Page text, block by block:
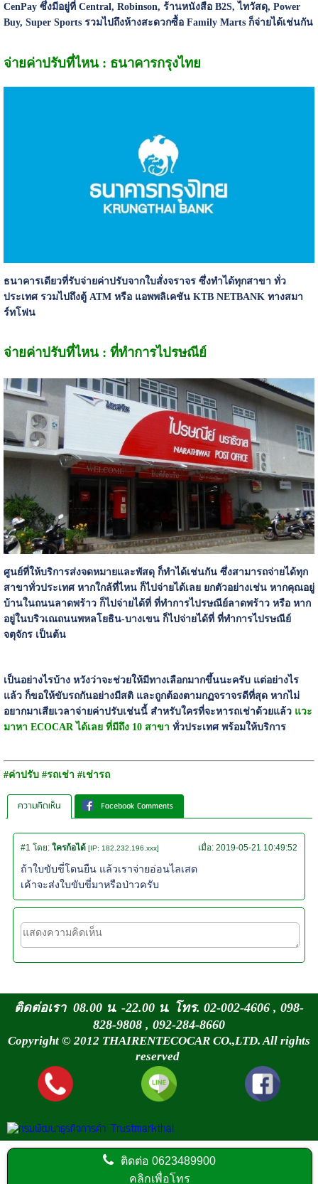
CenPay ซึ่งมีอยู่ที่ Central, Robinson, ร้านหนังสือ B2S, ไทวัสดุ, Power
Buy, Super Sports รวมไปถึงห้างสะดวกซื้อ Family Marts ก็จ่ายได้เช่นกัน
จ่ายค่าปรับที่ไหน : ธนาคารกรุงไทย
ธนาคารเดียวที่รับจ่ายค่าปรับจากใบสั่งจราจร ซึ่งทำได้ทุกสาขา ทั่ว
ประเทศ รวมไปถึงตู้ ATM หรือ แอพพลิเคชัน KTB NETBANK ทางสมา
ร์ทโฟน
จ่ายค่าปรับที่ไหน : ที่ทำการไปรษณีย์
ศูนย์ที่ให้บริการส่งจดหมายและพัสดุ ก็ทำได้เช่นกัน ซึ่งสามารถจ่ายได้ทุก
สาขาทั่วประเทศ หากใกล้ที่ไหน ก็ไปจ่ายได้เลย ยกตัวอย่างเช่น หากคุณอยู่
บ้านในถนนลาดพร้าว ก็ไปจ่ายได้ที่ ที่ทำการไปรษณีย์ลาดพร้าว หรือ หาก
อยู่ในบริวเณถนนพหลโยธิน-บางเขน ก็ไปจ่ายได้ที่ ที่ทำการไปรษณีย์
จตุจักร เป็นต้น
เป็นอย่างไรบ้าง หวังว่าจะช่วยให้มีทางเลือกมากขึ้นนะครับ แต่อย่างไร
แล้ว ก็ขอให้ขับรถกันอย่างมีสติ และถูกต้องตามกฏจราจรดีที่สุด หากไม่
อยากมาเสียเวลาจ่ายค่าปรับเช่นนี้ สำหรับใครที่จะหารถเช่าด้วยแล้ว แวะ
มาหา ECOCAR ได้เลย ที่มีถึง 10 สาขา ทั่วประเทศ พร้อมให้บริการ
#ค่าปรับ #รถเช่า #เช่ารถ
ความคิดเห็น Facebook Comments
#1 โดย: ใครก้อได้ [IP: 182.232.196.xxx] เมื่อ:2019-05-21 10:49:52
ถ้าใบขับขี่โดนยืน แล้วเราจ่ายอ่อนไลเสด
เค้าจะส่งใบขับขี่มาหรือป่าวครับ
ติดต่อเรา 08.00 น. -22.00 น. โทร. 02-002-4606 , 098-
828-9808 , 092-284-8660
Copyright © 2012 THAIRENTECOCAR CO.,LTD. All rights
reserved
ติดต่อ0623489900
คลิกเพื่อโทร